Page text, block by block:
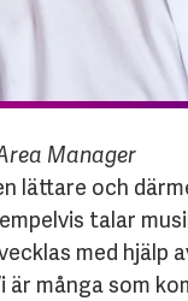
Manager
lättare och
talar
med hjälp
många som